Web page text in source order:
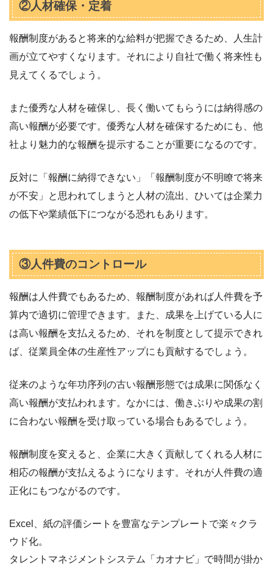
②人材確保・定着
報酬制度があると将来的な給料が把握できるため、人生計
画が立てやすくなります。それにより自社で働く将来性も
見えてくるでしょう。
また優秀な人材を確保し、長く働いてもらうには納得感の
高い報酬が必要です。優秀な人材を確保するためにも、他
社より魅力的な報酬を提示することが重要になるのです。
反対に「報酬に納得できない」「報酬制度が不明瞭で将来
が不安」と思われてしまうと人材の流出、ひいては企業力
の低下や業績低下につながる恐れもあります。
③人件費のコントロール
報酬は人件費でもあるため、報酬制度があれば人件費を予
算内で適切に管理できます。また、成果を上げている人に
は高い報酬を支払えるため、それを制度として提示できれ
ば、従業員全体の生産性アップにも貢献するでしょう。
従来のような年功序列の古い報酬形態では成果に関係なく
高い報酬が支払われます。なかには、働きぶりや成果の割
に合わない報酬を受け取っている場合もあるでしょう。
報酬制度を変えると、企業に大きく貢献してくれる人材に
相応の報酬が支払えるようになります。それが人件費の適
正化にもつながるのです。
Excel、紙の評価シートを豊富なテンプレートで楽々クラ
ウド化。
タレントマネジメントシステム「カオナビ」で時間が掛か